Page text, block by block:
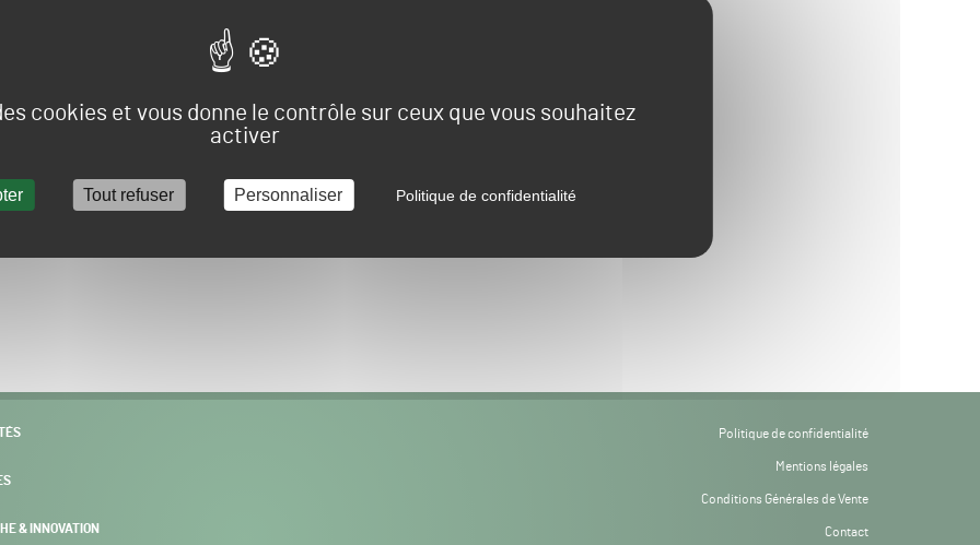
cookies et vous donne le contrôle sur ceux que vous souhaitez
activer
Tout refuser Personnaliser Politique de confidentialité
Redirection vers e-spacevert
POURSUIVRE VERS E-SPACEVERT BY SALONVERT
& INNOVATION
Politique de confidentialité
Mentions légales
Conditions Générales de Vente
Contact